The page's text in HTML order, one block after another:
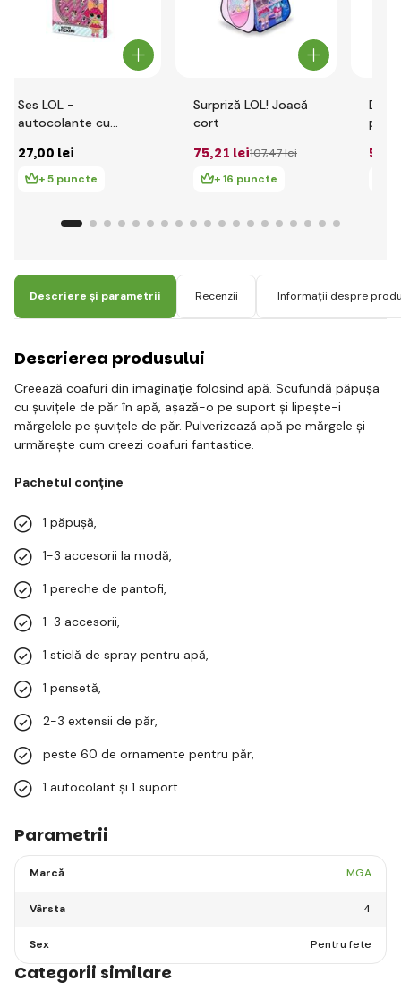
Ses LOL -
autocolante cu
27,00 lei
+ 5 puncte
Surpriză LOL! Joacă
cort
75,21 lei107,47 lei
+ 16 puncte
Dino
589
Descriere și parametrii Recenzii Informații despre
Descrierea produsului
Creează coafuri din imaginație folosind apă. Scufundă păpușa
cu șuvițele de păr în apă, așază-o pe suport și lipește-i
mărgelele pe șuvițele de păr. Pulverizează apă pe mărgele și
urmărește cum creezi coafuri fantastice.
Pachetul conține
1 păpușă,
1-3 accesorii la modă,
1 pereche de pantofi,
1-3 accesorii,
1 sticlă de spray pentru apă,
1 pensetă,
2-3 extensii de păr,
peste 60 de ornamente pentru păr,
1 autocolant și 1 suport.
Parametrii
Marcă MGA
Vârsta 4
Sex Pentru fete
Categorii similare